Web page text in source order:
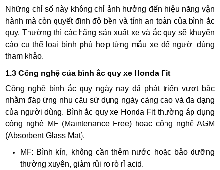
Những chỉ số này không chỉ ảnh hưởng đến hiệu năng vận
hành mà còn quyết định độ bền và tính an toàn của bình ắc
quy. Thường thì các hãng sản xuất xe và ắc quy sẽ khuyến
cáo cụ thể loại bình phù hợp từng mẫu xe để người dùng
tham khảo.
1.3 Công nghệ của bình ắc quy xe Honda Fit
Công nghệ bình ắc quy ngày nay đã phát triển vượt bậc
nhằm đáp ứng nhu cầu sử dụng ngày càng cao và đa dạng
của người dùng. Bình ắc quy xe Honda Fit thường áp dụng
công nghệ MF (Maintenance Free) hoặc công nghệ AGM
(Absorbent Glass Mat).
MF: Bình kín, không cần thêm nước hoặc bảo dưỡng
thường xuyên, giảm rủi ro rò rỉ acid.